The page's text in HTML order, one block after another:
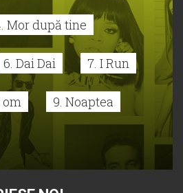
Mor după tine
6. Dai Dai 7. I Run
9. Noaptea